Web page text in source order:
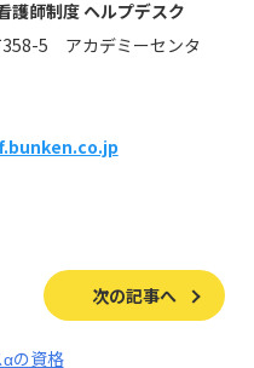
師制度 ヘルプデスク
5 アカデミーセンタ
次の記事へ
の資格